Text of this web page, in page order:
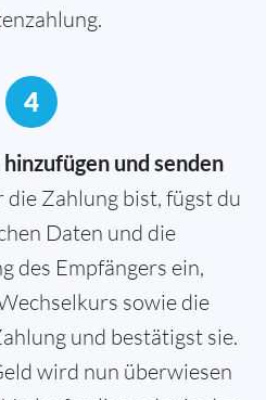
4
und senden
die Zahlung bist, fügst du
Daten und die
des Empfängers ein,
sowie die
und bestätigst sie.
wird nun überwiesen